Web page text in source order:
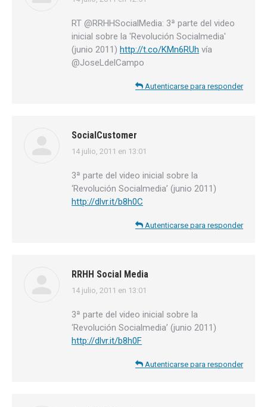
RT @RRHHSocialMedia: 3ª parte del video
inicial sobre la 'Revolución Socialmedia'
(junio 2011) http://t.co/KMn6RUh vía
@JoseLdelCampo
Autenticarse para responder
SocialCustomer
dice:
14 julio, 2011 en 13:01
3ª parte del video inicial sobre la
‘Revolución Socialmedia’ (junio 2011)
http://dlvr.it/b8h0C
Autenticarse para responder
RRHH Social Media
dice:
14 julio, 2011 en 13:01
3ª parte del video inicial sobre la
‘Revolución Socialmedia’ (junio 2011)
http://dlvr.it/b8h0F
Autenticarse para responder